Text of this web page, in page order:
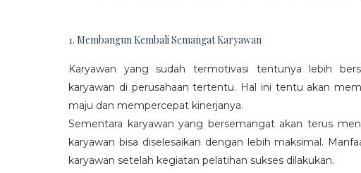
1. Membangun Kembali Semangat Karyawan
Karyawan yang sudah termotivasi tentunya lebih
karyawan di perusahaan tertentu. Hal ini tentu akan
maju dan mempercepat kinerjanya.
Sementara karyawan yang bersemangat akan terus
karyawan bisa diselesaikan dengan lebih maksimal.
karyawan setelah kegiatan pelatihan sukses dilakukan.